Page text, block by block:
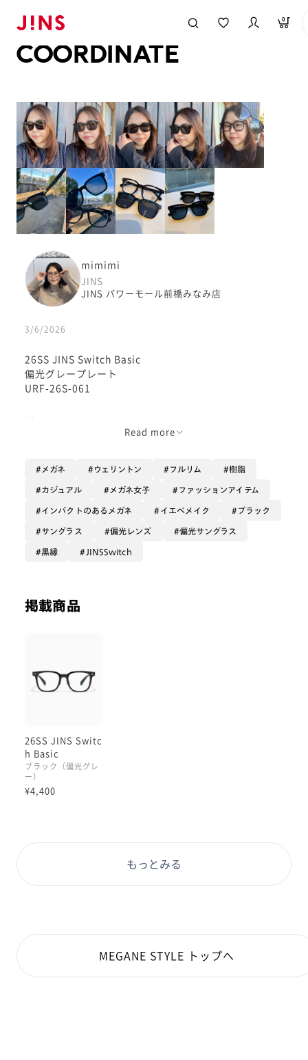
0
COORDINATE
mimimi
JINS
JINS パワーモール前橋みなみ店
3/6/2026
26SS JINS Switch Basic
偏光グレープレート
URF-26S-061
磁石とブリッジのツメでカチッと着脱可能
キリッとしたラインが美しい
スクエアウェリントン
眉までの高さのある天地幅でレンズが
かなり大きめです！
スメです😭）
重さはそれなりに😌樹脂素材なので
見た目の厚みの割に軽いかけ心地ではあります。
すごくカッコいい😎雰囲気がでますので
Read more
メガネ ウェリントン フルリム 樹脂
カジュアル メガネ女子 ファッションアイテム
インパクトのあるメガネ イエベメイク ブラック
サングラス 偏光レンズ 偏光サングラス
黒縁 JINSSwitch
掲載商品
26SS JINS Switc
h Basic
ブラック（偏光グレ
ー）
¥4,400
もっとみる
MEGANE STYLE トップへ